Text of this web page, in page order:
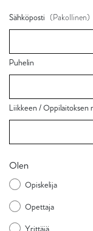
Sähköposti (Pakollinen)
Puhelin
Liikkeen / Oppilaitoksen
Olen
Opiskelija
Opettaja